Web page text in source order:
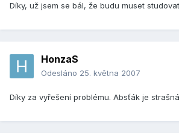
Díky, už jsem se bál, že budu muset
HonzaS
Odesláno 25. května 2007
Díky za vyřešení problému. Absťák je